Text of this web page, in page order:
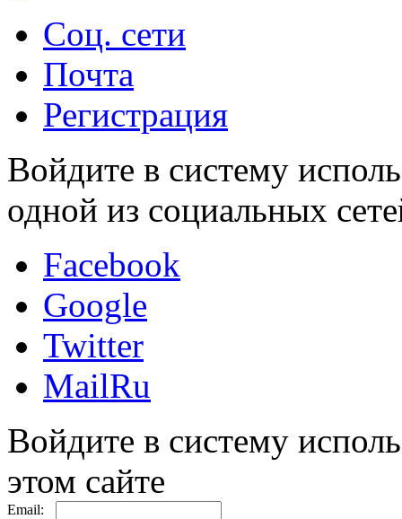
Соц. сети
Почта
Регистрация
Войдите в систему
одной из социальных
Facebook
Google
Twitter
MailRu
Войдите в систему
этом сайте
Email: